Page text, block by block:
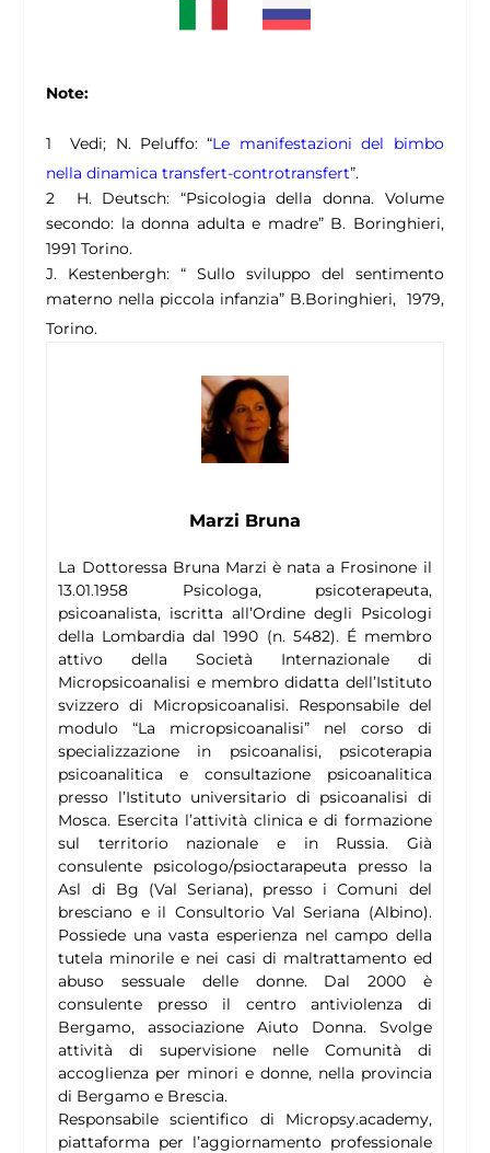
Note:
1 Vedi; N. Peluffo: “Le manifestazioni del bimbo
nella dinamica transfert-controtransfert”.
2 H. Deutsch: “Psicologia della donna. Volume
secondo: la donna adulta e madre” B. Boringhieri,
1991 Torino.
J. Kestenbergh: “ Sullo sviluppo del sentimento
materno nella piccola infanzia” B.Boringhieri, 1979,
Torino.
Marzi Bruna
La Dottoressa Bruna Marzi è nata a Frosinone il
13.01.1958 Psicologa, psicoterapeuta,
psicoanalista, iscritta all’Ordine degli Psicologi
della Lombardia dal 1990 (n. 5482). É membro
attivo della Società Internazionale di
Micropsicoanalisi e membro didatta dell’Istituto
svizzero di Micropsicoanalisi. Responsabile del
modulo “La micropsicoanalisi” nel corso di
specializzazione in psicoanalisi, psicoterapia
psicoanalitica e consultazione psicoanalitica
presso l’Istituto universitario di psicoanalisi di
Mosca. Esercita l’attività clinica e di formazione
sul territorio nazionale e in Russia. Già
consulente psicologo/psioctarapeuta presso la
Asl di Bg (Val Seriana), presso i Comuni del
bresciano e il Consultorio Val Seriana (Albino).
Possiede una vasta esperienza nel campo della
tutela minorile e nei casi di maltrattamento ed
abuso sessuale delle donne. Dal 2000 è
consulente presso il centro antiviolenza di
Bergamo, associazione Aiuto Donna. Svolge
attività di supervisione nelle Comunità di
accoglienza per minori e donne, nella provincia
di Bergamo e Brescia.
Responsabile scientifico di Micropsy.academy,
piattaforma per l’aggiornamento professionale